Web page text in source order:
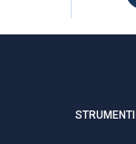
STRUMENTI